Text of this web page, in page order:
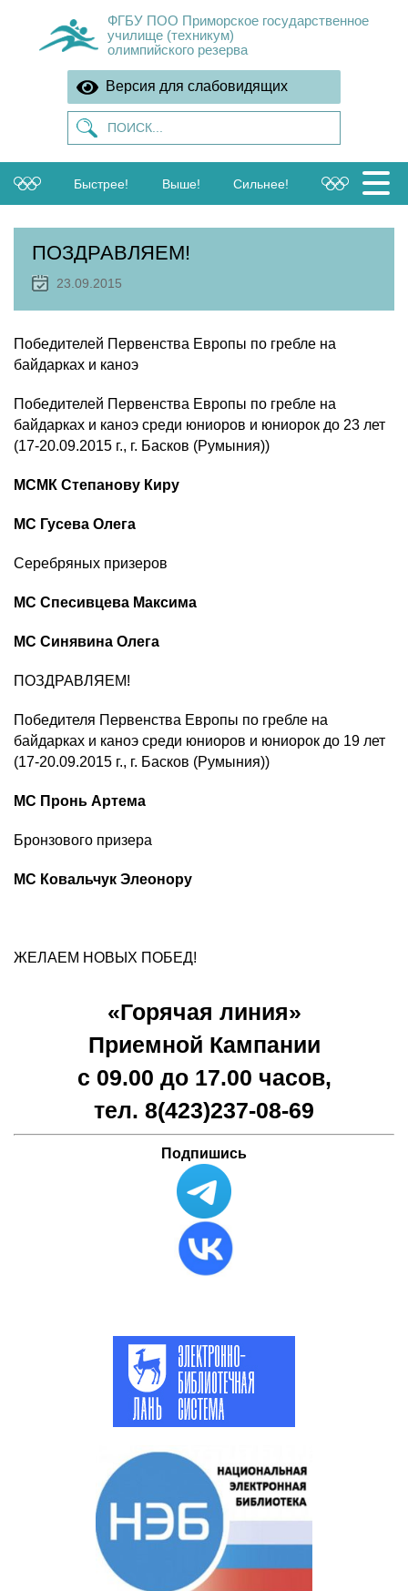
ФГБУ ПОО Приморское государственное
училище (техникум)
олимпийского резерва
Версия для слабовидящих
Быстрее! Выше! Сильнее!
«Горячая линия»
Приемной Кампании
с 09.00 до 17.00 часов,
тел. 8(423)237-08-69
Подпишись
ПОЗДРАВЛЯЕМ!
23.09.2015
Победителей Первенства Европы по гребле на
байдарках и каноэ
Победителей Первенства Европы по гребле на
байдарках и каноэ среди юниоров и юниорок до 23 лет
(17-20.09.2015 г., г. Басков (Румыния))
МСМК Степанову Киру
МС Гусева Олега
Серебряных призеров
МС Спесивцева Максима
МС Синявина Олега
ПОЗДРАВЛЯЕМ!
Победителя Первенства Европы по гребле на
байдарках и каноэ среди юниоров и юниорок до 19 лет
(17-20.09.2015 г., г. Басков (Румыния))
МС Пронь Артема
Бронзового призера
МС Ковальчук Элеонору
ЖЕЛАЕМ НОВЫХ ПОБЕД!